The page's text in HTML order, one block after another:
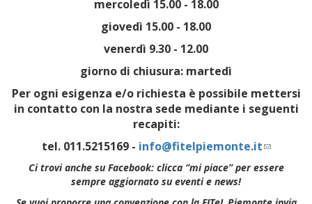
mercoledì 15.00 - 18.00
giovedì 15.00 - 18.00
venerdì 9.30 - 12.00
giorno di chiusura: martedì
Per ogni esigenza e/o richiesta è possibile mettersi
in contatto con la nostra sede mediante i seguenti
recapiti:
tel. 011.5215169 - info@fitelpiemonte.it(link
Ci trovi anche su Facebook: clicca “mi piace” per essere
sempre aggiornato su eventi e news!